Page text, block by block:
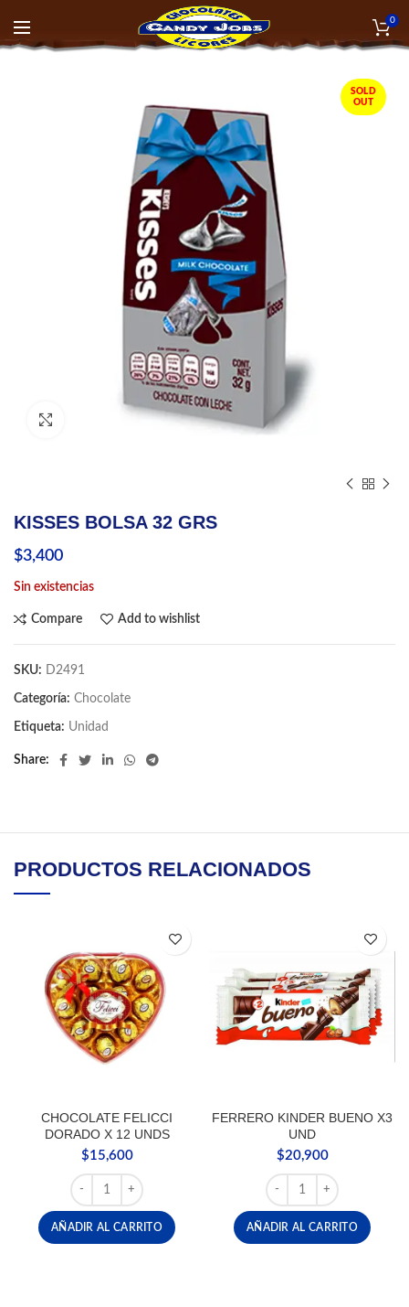
0
SOLD
OUT
KISSES BOLSA 32 GRS
$3,400
Sin existencias
Compare Add to wishlist
SKU: D2491
Categoría: Chocolate
Etiqueta: Unidad
Share
PRODUCTOS RELACIONADOS
CHOCOLATE FELICCI
DORADO X 12 UNDS
$15,600
CHOCOLATE FELICCI DORADO X 12 UNDS cantidad
AÑADIR AL CARRITO
FERRERO KINDER BUENO X3
UND
$20,900
FERRERO KINDER
AÑADIR AL CARRITO